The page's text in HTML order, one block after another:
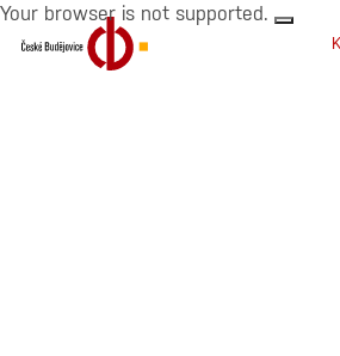
Your browser is not supported.